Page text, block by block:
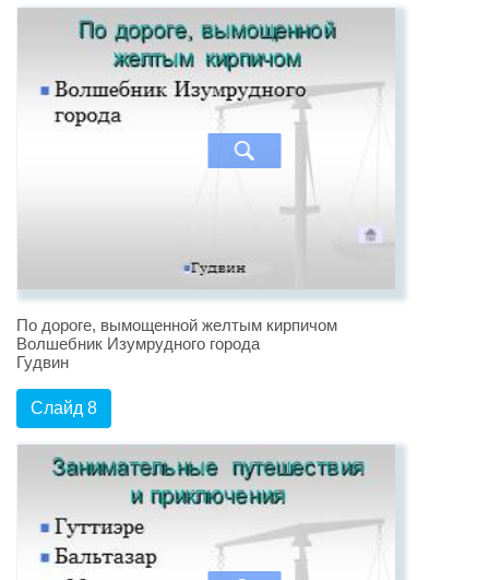
По дороге, вымощенной желтым кирпичом
Волшебник Изумрудного города
Гудвин
Слайд 8